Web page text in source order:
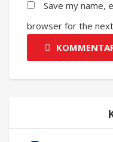
Save my name,
browser for the